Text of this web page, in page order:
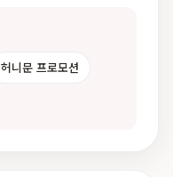
허니문 프로모션